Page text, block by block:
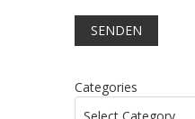
Categories
Select Category